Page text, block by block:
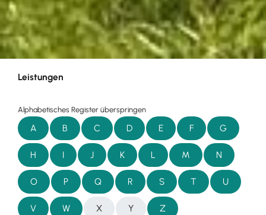
Leistungen
Alphabetisches Register überspringen
A B C D E F G
H I J K L M N
O P Q R S T U
V W X Y Z